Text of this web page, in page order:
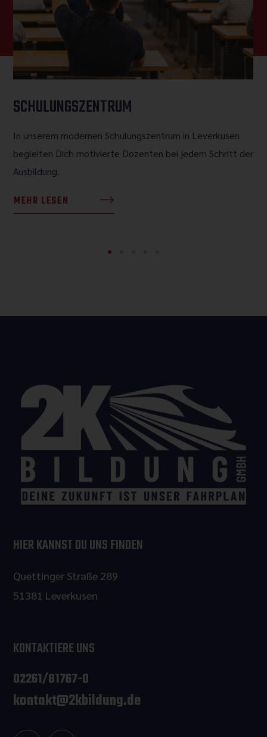
SCHULUNGSZENTRUM
In unserem modernen Schulungszentrum in Leverkusen
begleiten Dich motivierte Dozenten bei jedem Schritt der
Ausbildung.
MEHR LESEN
HIER KANNST DU UNS FINDEN
Quettinger Straße 289
51381 Leverkusen
KONTAKTIERE UNS
02261/81767-0
kontakt@2kbildung.de